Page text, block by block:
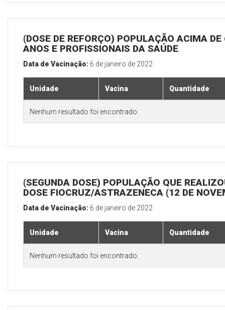
(DOSE DE REFORÇO) POPULAÇÃO ACIMA DE
ANOS E PROFISSIONAIS DA SAÚDE
Data de Vacinação: 6 de janeiro de 2022
Unidade Vacina Quantidade
Nenhum resultado foi encontrado.
(SEGUNDA DOSE) POPULAÇÃO QUE
DOSE FIOCRUZ/ASTRAZENECA (12 DE
Data de Vacinação: 6 de janeiro de 2022
Unidade Vacina Quantidade
Nenhum resultado foi encontrado.